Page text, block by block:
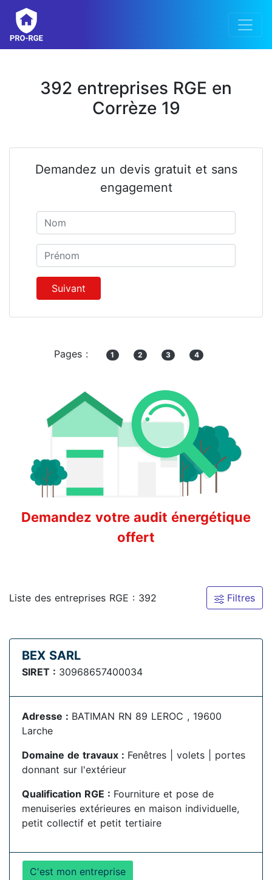
392 entreprises RGE en
Corrèze 19
Demandez un devis gratuit et sans
engagement
Prénom
Suivant
Pages : 1 2 3 4
Demandez votre audit énergétique
offert
Liste des entreprises RGE : 392 Filtres
BEX SARL
SIRET : 30968657400034
Adresse : BATIMAN RN 89 LEROC , 19600
Larche
Domaine de travaux : Fenêtres | volets | portes
donnant sur l'extérieur
Qualification RGE : Fourniture et pose de
menuiseries extérieures en maison individuelle,
petit collectif et petit tertiaire
C'est mon entreprise